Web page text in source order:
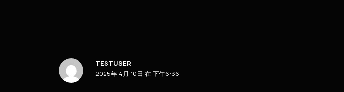
TESTUSER
2025年 4月 10日 在 下午6:36